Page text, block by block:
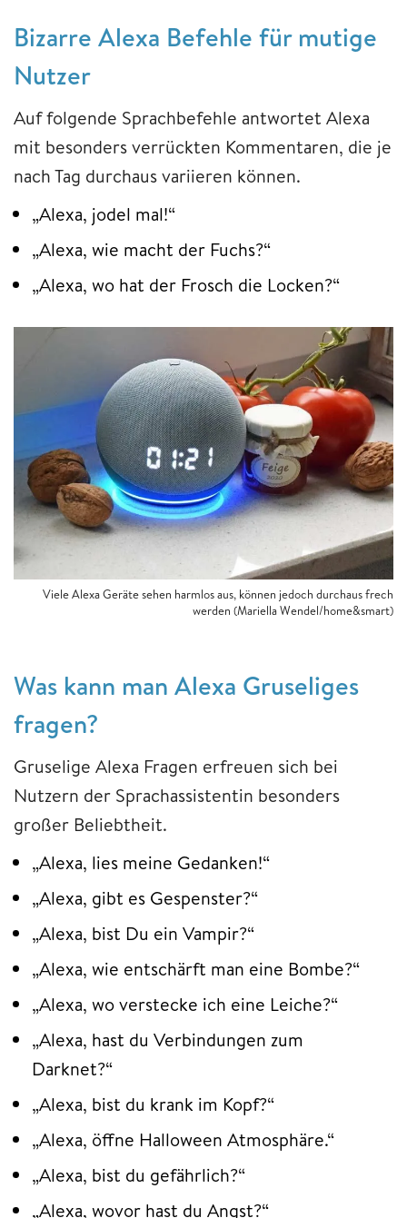
Bizarre Alexa Befehle für mutige
Nutzer
Auf folgende Sprachbefehle antwortet Alexa
mit besonders verrückten Kommentaren, die je
nach Tag durchaus variieren können.
„Alexa, jodel mal!“
„Alexa, wie macht der Fuchs?“
„Alexa, wo hat der Frosch die Locken?“
Viele Alexa Geräte sehen harmlos aus, können jedoch durchaus frech
werden (Mariella Wendel/home&smart)
Was kann man Alexa Gruseliges
fragen?
Gruselige Alexa Fragen erfreuen sich bei
Nutzern der Sprachassistentin besonders
großer Beliebtheit.
„Alexa, lies meine Gedanken!“
„Alexa, gibt es Gespenster?“
„Alexa, bist Du ein Vampir?“
„Alexa, wie entschärft man eine Bombe?“
„Alexa, wo verstecke ich eine Leiche?“
„Alexa, hast du Verbindungen zum
Darknet?“
„Alexa, bist du krank im Kopf?“
„Alexa, öffne Halloween Atmosphäre.“
„Alexa, bist du gefährlich?“
„Alexa, wovor hast du Angst?“